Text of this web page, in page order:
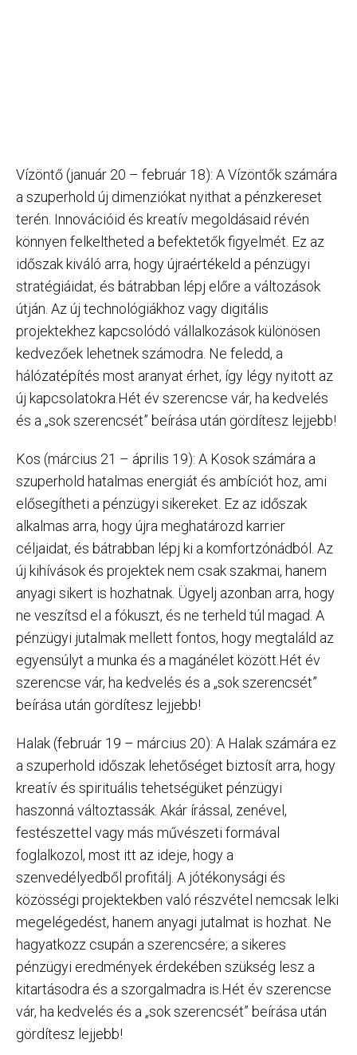
Vízöntő (január 20 – február 18): A Vízöntők számára
a szuperhold új dimenziókat nyithat a pénzkereset
terén. Innovációid és kreatív megoldásaid révén
könnyen felkeltheted a befektetők figyelmét. Ez az
időszak kiváló arra, hogy újraértékeld a pénzügyi
stratégiáidat, és bátrabban lépj előre a változások
útján. Az új technológiákhoz vagy digitális
projektekhez kapcsolódó vállalkozások különösen
kedvezőek lehetnek számodra. Ne feledd, a
hálózatépítés most aranyat érhet, így légy nyitott az
új kapcsolatokra.Hét év szerencse vár, ha kedvelés
és a „sok szerencsét” beírása után gördítesz lejjebb!
Kos (március 21 – április 19): A Kosok számára a
szuperhold hatalmas energiát és ambíciót hoz, ami
elősegítheti a pénzügyi sikereket. Ez az időszak
alkalmas arra, hogy újra meghatározd karrier
céljaidat, és bátrabban lépj ki a komfortzónádból. Az
új kihívások és projektek nem csak szakmai, hanem
anyagi sikert is hozhatnak. Ügyelj azonban arra, hogy
ne veszítsd el a fókuszt, és ne terheld túl magad. A
pénzügyi jutalmak mellett fontos, hogy megtaláld az
egyensúlyt a munka és a magánélet között.Hét év
szerencse vár, ha kedvelés és a „sok szerencsét”
beírása után gördítesz lejjebb!
Halak (február 19 – március 20): A Halak számára ez
a szuperhold időszak lehetőséget biztosít arra, hogy
kreatív és spirituális tehetségüket pénzügyi
haszonná változtassák. Akár írással, zenével,
festészettel vagy más művészeti formával
foglalkozol, most itt az ideje, hogy a
szenvedélyedből profitálj. A jótékonysági és
közösségi projektekben való részvétel nemcsak lelki
megelégedést, hanem anyagi jutalmat is hozhat. Ne
hagyatkozz csupán a szerencsére; a sikeres
pénzügyi eredmények érdekében szükség lesz a
kitartásodra és a szorgalmadra is.Hét év szerencse
vár, ha kedvelés és a „sok szerencsét” beírása után
gördítesz lejjebb!